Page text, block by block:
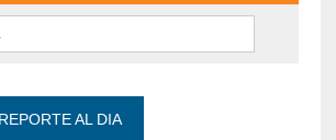
REPORTE AL DIA